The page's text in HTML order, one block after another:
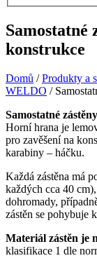
Samostatné
konstrukce
Domů /Produkty a
WELDO /
Samostatné
Horní hrana je
pro zavěšení na
karabiny – háčku.
Každá zástěna má
každých cca 40
dohromady,
zástěn se pohybuje
Materiál zástěn je
klasifikace 1 dle